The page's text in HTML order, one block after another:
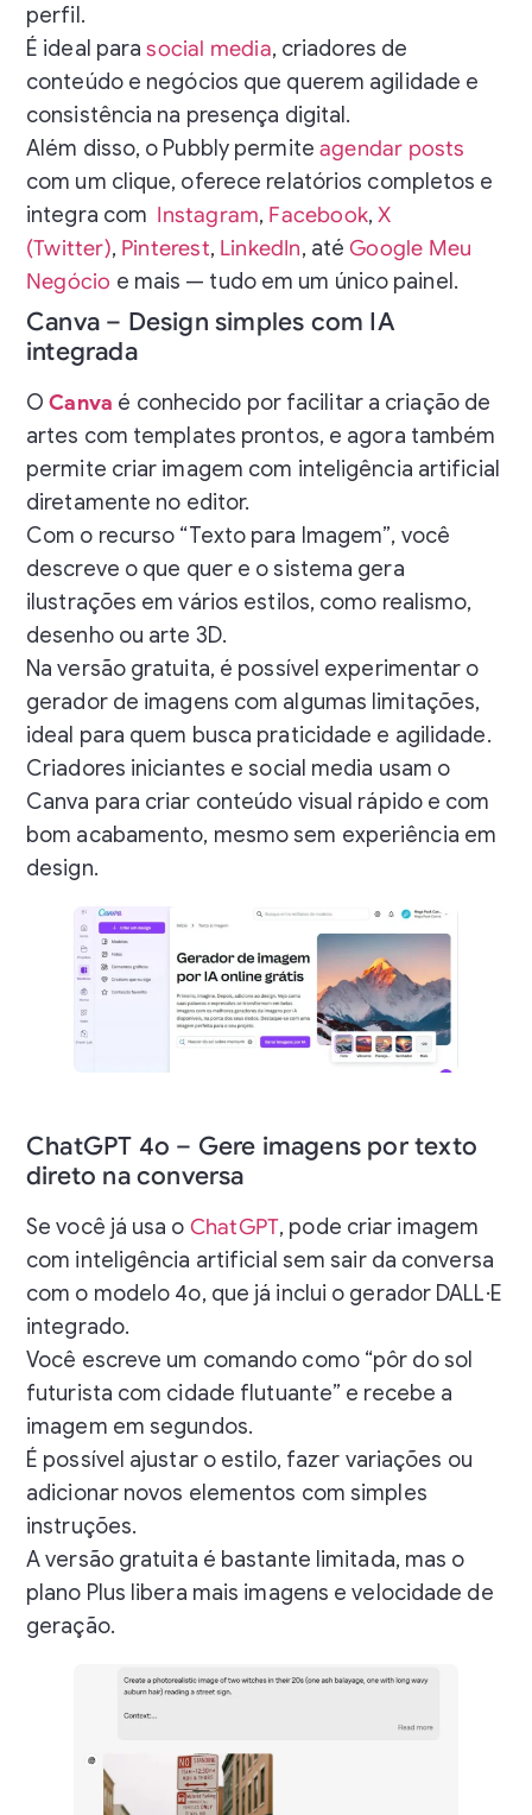
perfil.
É ideal parasocial media, criadores de
conteúdo e negócios que querem agilidade e
consistência na presença digital.
Além disso, o Pubbly permite agendar posts
com um clique, oferece relatórios completos e
integra com Instagram, Facebook,X
(Twitter), Pinterest, LinkedIn, atéGoogle Meu
Negócio e mais — tudo em um único painel.
Canva – Design simples com IA
integrada
OCanva é conhecido por facilitar a criação de
artes com templates prontos, e agora também
permite criar imagem com inteligência artificial
diretamente no editor.
Com o recurso “Texto para Imagem”, você
descreve o que quer e o sistema gera
ilustrações em vários estilos, como realismo,
desenho ou arte 3D.
Na versão gratuita, é possível experimentar o
gerador de imagens com algumas limitações,
ideal para quem busca praticidade e agilidade.
Criadores iniciantes e social media usam o
Canva para criar conteúdo visual rápido e com
bom acabamento, mesmo sem experiência em
design.
ChatGPT 4o – Gere imagens por texto
direto na conversa
Se você já usa o ChatGPT, pode criar imagem
com inteligência artificial sem sair da conversa
com o modelo 4o, que já inclui o gerador DALL·E
integrado.
Você escreve um comando como “pôr do sol
futurista com cidade flutuante” e recebe a
imagem em segundos.
É possível ajustar o estilo, fazer variações ou
adicionar novos elementos com simples
instruções.
A versão gratuita é bastante limitada, mas o
plano Plus libera mais imagens e velocidade de
geração.